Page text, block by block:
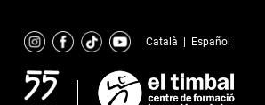
content
Català Español